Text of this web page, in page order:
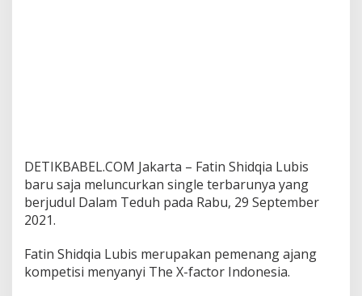
DETIKBABEL.COM Jakarta – Fatin Shidqia Lubis
baru saja meluncurkan single terbarunya yang
berjudul Dalam Teduh pada Rabu, 29 September
2021.
Fatin Shidqia Lubis merupakan pemenang ajang
kompetisi menyanyi The X-factor Indonesia.